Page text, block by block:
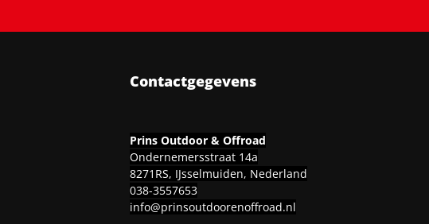
Contactgegevens
Prins Outdoor & Offroad
Ondernemersstraat 14a
8271RS, IJsselmuiden, Nederland
038-3557653
info@prinsoutdoorenoffroad.nl